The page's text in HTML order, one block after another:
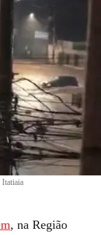
Itatiaia
, na Região